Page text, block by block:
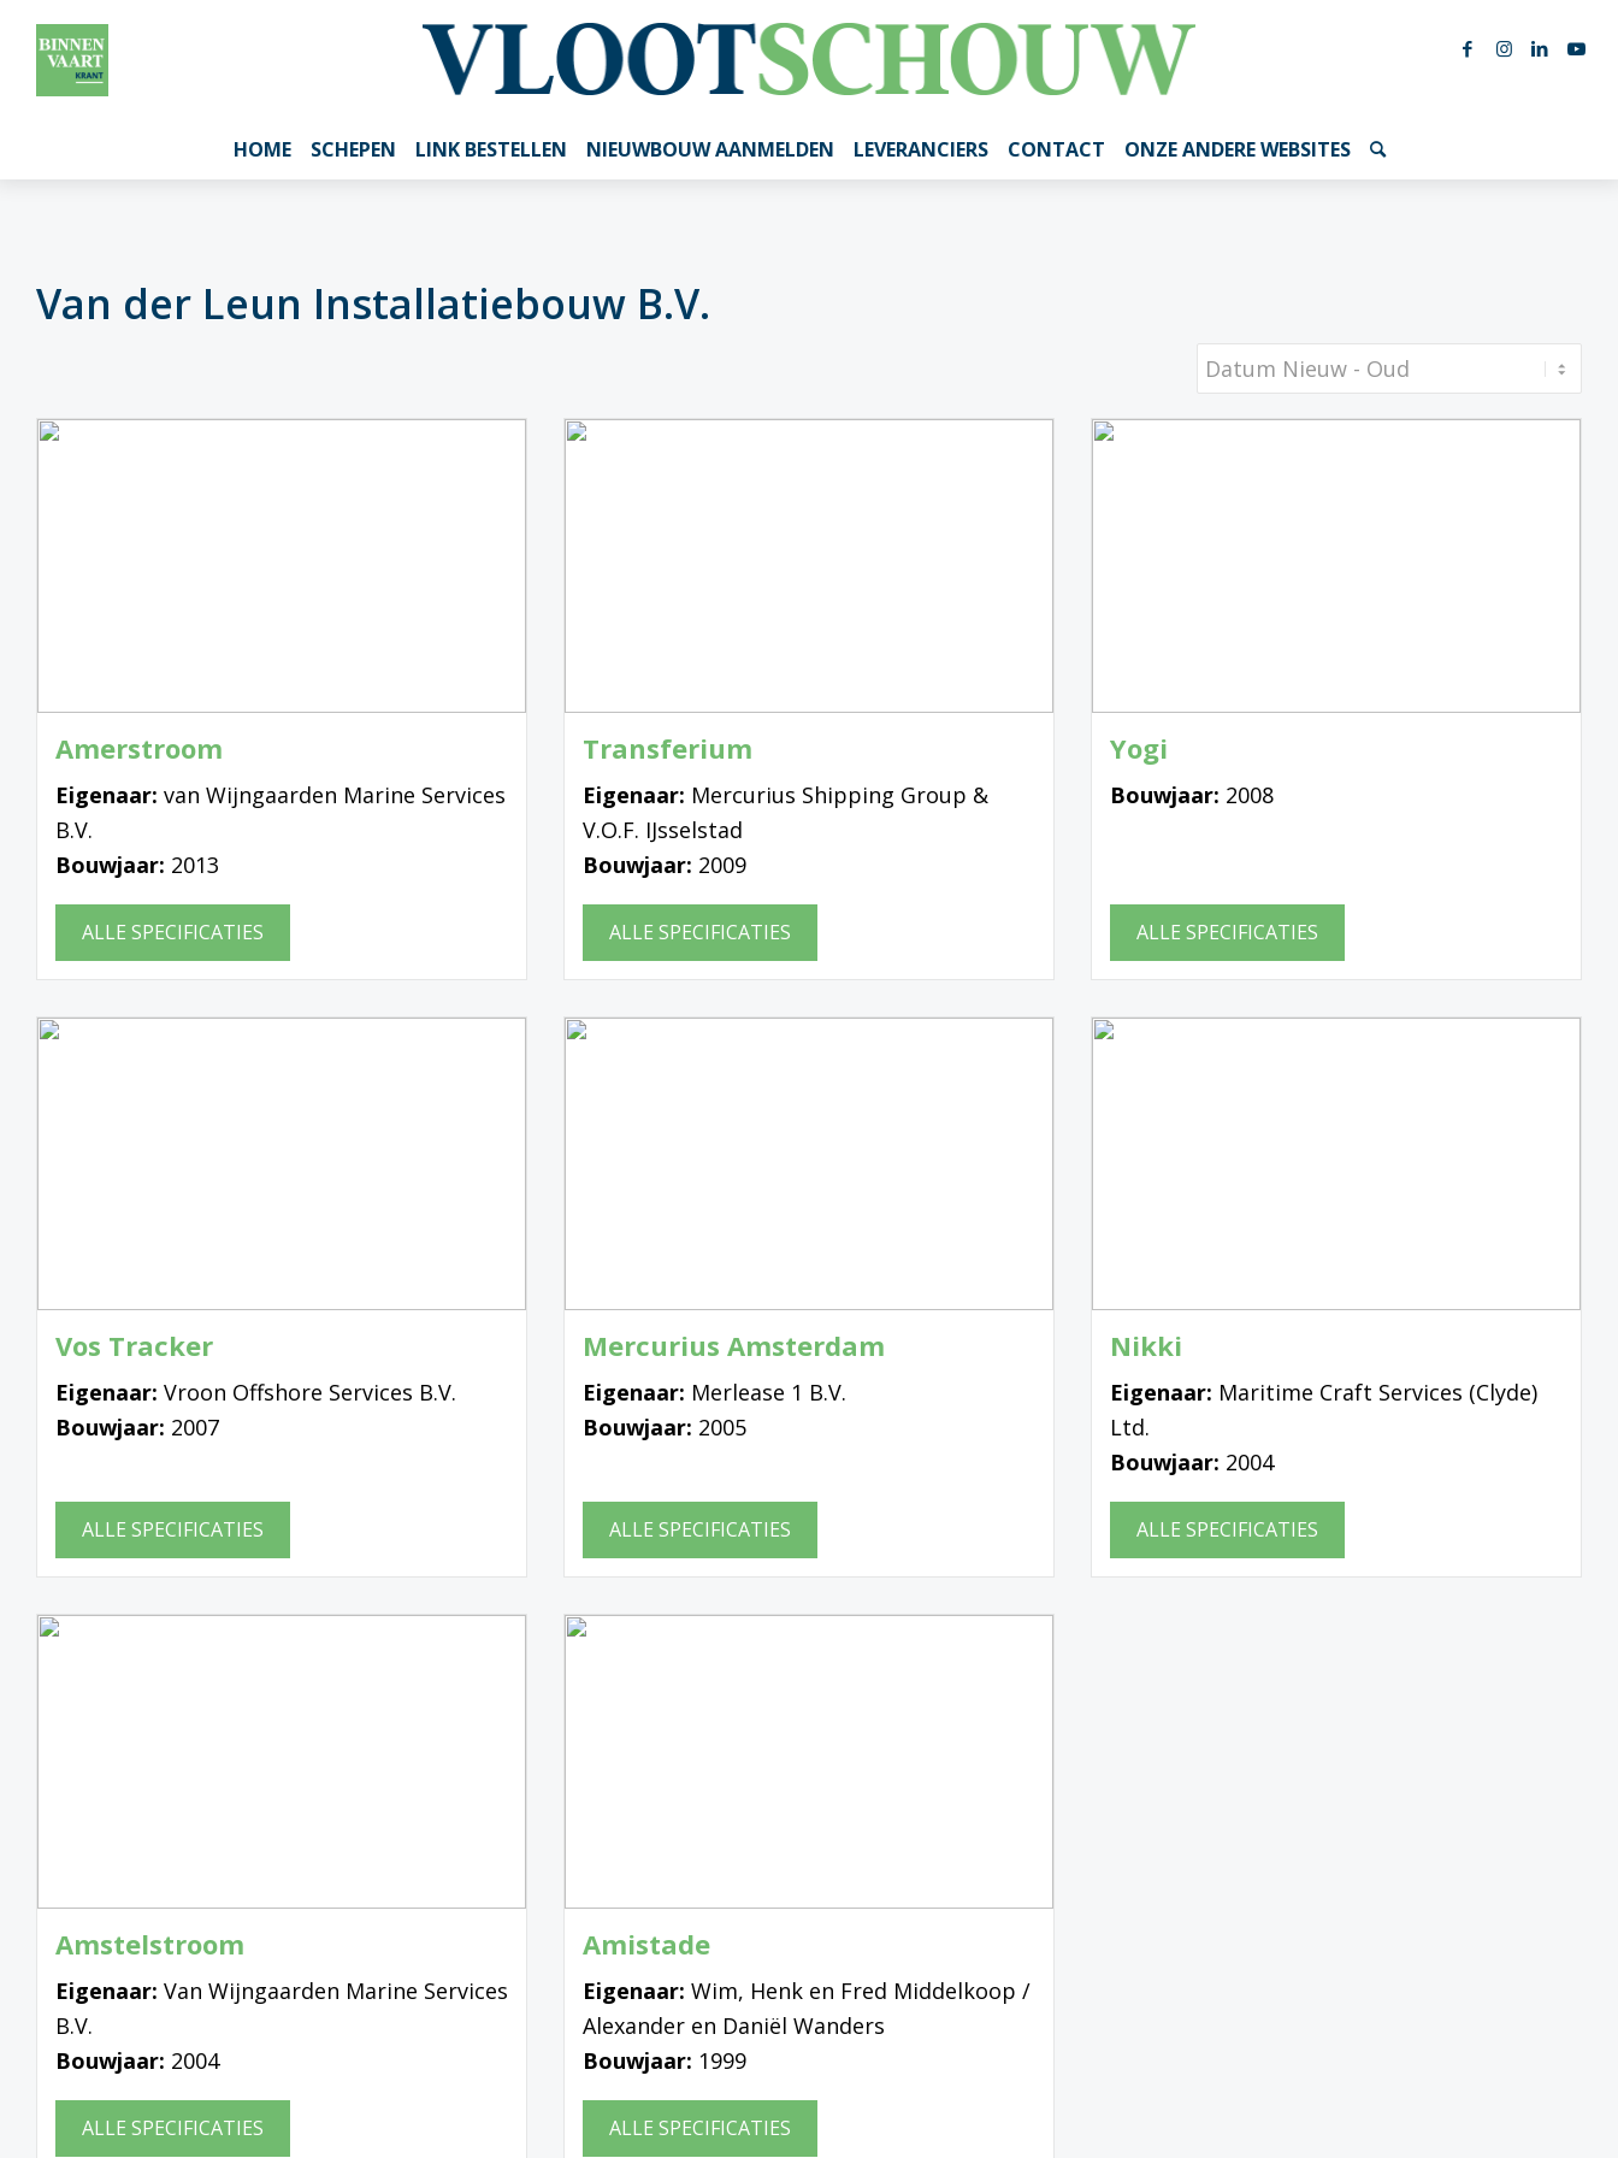
HOME SCHEPEN LINK BESTELLEN NIEUWBOUW AANMELDEN LEVERANCIERS CONTACT ONZE ANDERE WEBSITES
Van der Leun Installatiebouw B.V.
Amerstroom
Eigenaar: van Wijngaarden Marine Services
B.V.
Bouwjaar: 2013
ALLE SPECIFICATIES
Transferium
Eigenaar: Mercurius Shipping Group &
V.O.F. IJsselstad
Bouwjaar: 2009
ALLE SPECIFICATIES
Yogi
Bouwjaar: 2008
ALLE SPECIFICATIES
Vos Tracker
Eigenaar: Vroon Offshore Services B.V.
Bouwjaar: 2007
ALLE SPECIFICATIES
Mercurius Amsterdam
Eigenaar: Merlease 1 B.V.
Bouwjaar: 2005
ALLE SPECIFICATIES
Nikki
Eigenaar: Maritime Craft Services (Clyde)
Ltd.
Bouwjaar: 2004
ALLE SPECIFICATIES
Amstelstroom
Eigenaar: Van Wijngaarden Marine Services
B.V.
Bouwjaar: 2004
ALLE SPECIFICATIES
Amistade
Eigenaar: Wim, Henk en Fred Middelkoop /
Alexander en Daniël Wanders
Bouwjaar: 1999
ALLE SPECIFICATIES